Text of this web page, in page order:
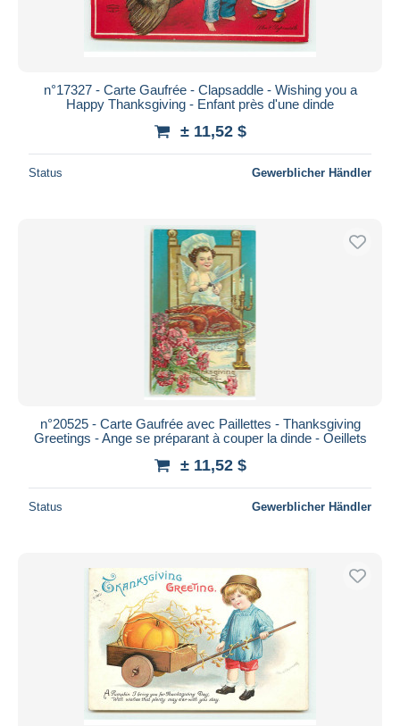
n°17327 - Carte Gaufrée - Clapsaddle - Wishing you a
Happy Thanksgiving - Enfant près d'une dinde
± 11,52 $
Status Gewerblicher Händler
n°20525 - Carte Gaufrée avec Paillettes - Thanksgiving
Greetings - Ange se préparant à couper la dinde - Oeillets
± 11,52 $
Status Gewerblicher Händler